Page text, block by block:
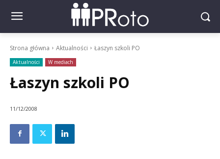
Strona główna Aktualności Łaszyn szkoli PO
Aktualności W mediach
Łaszyn szkoli PO
11/12/2008